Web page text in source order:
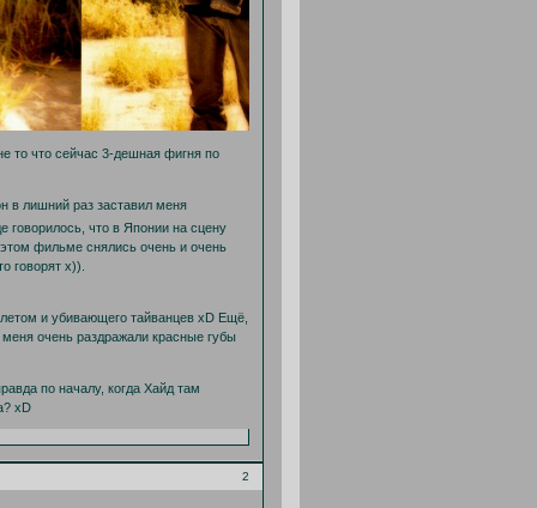
то что сейчас 3-дешная фигня по
в лишний раз заставил меня
говорилось, что в Японии на сцену
фильме снялись очень и очень
говорят х)).
и убивающего тайванцев xD Ещё,
очень раздражали красные губы
по началу, когда Хайд там
xD
2